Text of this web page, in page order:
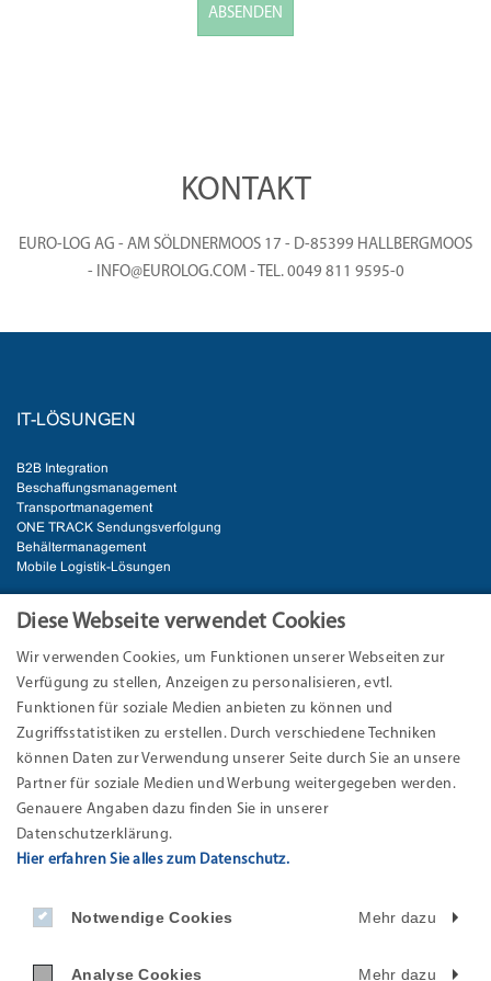
ABSENDEN
KONTAKT
EURO-LOG AG - AM SÖLDNERMOOS 17 - D-85399 HALLBERGMOOS
- INFO@EUROLOG.COM - TEL. 0049 811 9595-0
IT-LÖSUNGEN
B2B Integration
Beschaffungsmanagement
Transportmanagement
ONE TRACK Sendungsverfolgung
Behältermanagement
Mobile Logistik-Lösungen
BRANCHEN
Automotive
E-Commerce & Handel
Industrie
ANSCHRIFT
Am Söldnermoos 17
85399 Hallbergmoos-München
Telefax: +49 811 9595 -199
E-Mail:
Diese Webseite verwendet Cookies
Wir verwenden Cookies, um Funktionen unserer Webseiten zur
Verfügung zu stellen, Anzeigen zu personalisieren, evtl.
Funktionen für soziale Medien anbieten zu können und
Zugriffsstatistiken zu erstellen. Durch verschiedene Techniken
können Daten zur Verwendung unserer Seite durch Sie an unsere
Partner für soziale Medien und Werbung weitergegeben werden.
Genauere Angaben dazu finden Sie in unserer
Datenschutzerklärung.
Hier erfahren Sie alles zum Datenschutz.
Notwendige Cookies Mehr dazu
Analyse Cookies Mehr dazu